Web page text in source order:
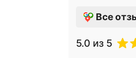
Все
5.0 из 5